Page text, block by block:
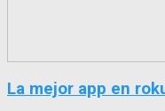
La mejor app en